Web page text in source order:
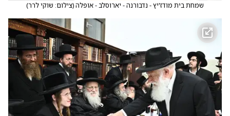
שמחת בית מודז'יץ - נדבורנה - יארוסלב - אופלה(צילום: שוקי לרר)